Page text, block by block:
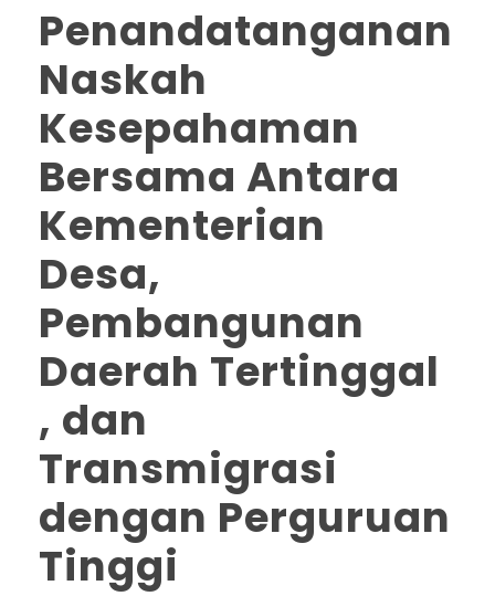
Penandatanganan
Naskah
Kesepahaman
Bersama Antara
Kementerian
Desa,
Pembangunan
Daerah Tertinggal
, dan
Transmigrasi
dengan Perguruan
Tinggi